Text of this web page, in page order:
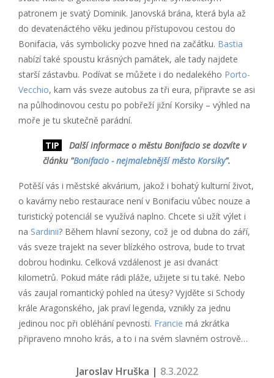
patronem je svatý Dominik. Janovská brána, která byla až
do devatenáctého věku jedinou přístupovou cestou do
Bonifacia, vás symbolicky pozve hned na začátku. Bastia
nabízí také spoustu krásných památek, ale tady najdete
starší zástavbu. Podívat se můžete i do nedalekého Porto-
Vecchio, kam vás sveze autobus za tři eura, připravte se asi
na půlhodinovou cestu po pobřeží jižní Korsiky – výhled na
moře je tu skutečně parádní.
TIP
Další informace o městu Bonifacio se dozvíte v
článku "Bonifacio - nejmalebnější město Korsiky".
Potěší vás i městské akvárium, jakož i bohatý kulturní život,
o kavárny nebo restaurace není v Bonifaciu vůbec nouze a
turistický potenciál se využívá naplno. Chcete si užít výlet i
na Sardinii? Během hlavní sezony, což je od dubna do září,
vás sveze trajekt na sever blízkého ostrova, bude to trvat
dobrou hodinku. Celková vzdálenost je asi dvanáct
kilometrů. Pokud máte rádi pláže, užijete si tu také. Nebo
vás zaujal romantický pohled na útesy? Vyjděte si Schody
krále Aragonského, jak praví legenda, vznikly za jednu
jedinou noc při obléhání pevnosti. Francie má zkrátka
připraveno mnoho krás, a to i na svém slavném ostrově…
Jaroslav Hruška | 8.3.2022